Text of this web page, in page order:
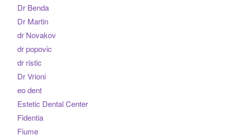
Dr Benda
Dr Martin
dr Novakov
dr popovic
dr ristic
Dr Vrioni
eo dent
Estetic Dental Center
Fidentia
Fiume